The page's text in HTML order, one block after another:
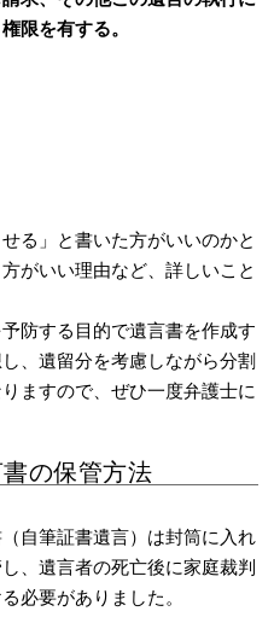
限を有する。
る」と書いた方がいいのかと
がいい理由など、詳しいこと
防する目的で遺言書を作成す
、遺留分を考慮しながら分割
ますので、ぜひ一度弁護士に
の保管方法
自筆証書遺言）は封筒に入れ
、遺言者の死亡後に家庭裁判
必要がありました。